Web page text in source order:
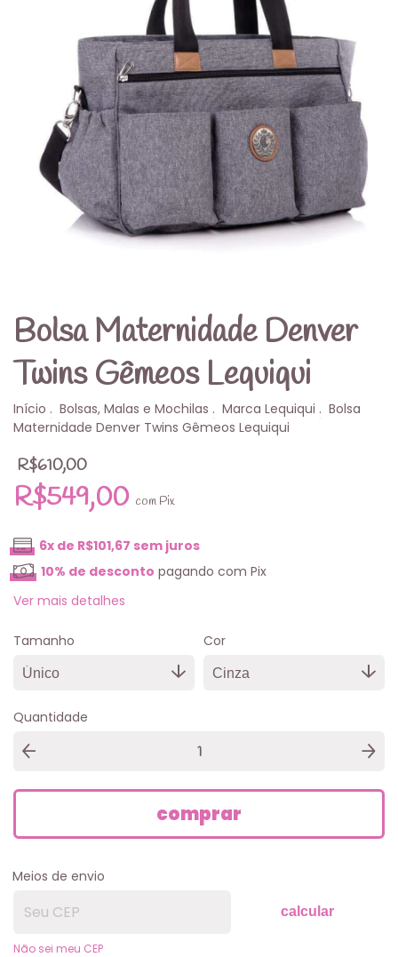
Bolsa Maternidade Denver
Twins Gêmeos Lequiqui
Início . Bolsas, Malas e Mochilas . Marca Lequiqui . Bolsa
Maternidade Denver Twins Gêmeos Lequiqui
R$610,00
R$549,00 com Pix
6x de R$101,67 sem juros
10% de desconto pagando com Pix
Ver mais detalhes
Tamanho Cor
Quantidade
Meios de envio
calcular
Não sei meu CEP